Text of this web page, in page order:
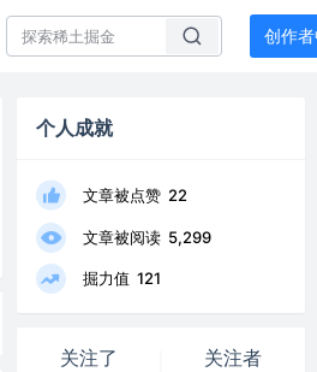
创作
个人成就
文章被点赞 22
文章被阅读 5,299
掘力值 121
关注了
关注者